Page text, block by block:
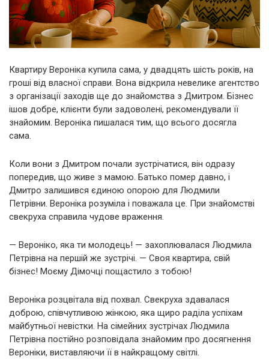
Квартиру Вероніка купила сама, у двадцять шість років, на
гроші від власної справи. Вона відкрила невелике агентство
з організації заходів ще до знайомства з Дмитром. Бізнес
ішов добре, клієнти були задоволені, рекомендували її
знайомим. Вероніка пишалася тим, що всього досягла
сама.
Коли вони з Дмитром почали зустрічатися, він одразу
попередив, що живе з мамою. Батько помер давно, і
Дмитро залишився єдиною опорою для Людмили
Петрівни. Вероніка розуміла і поважала це. При знайомстві
свекруха справила чудове враження.
— Вероніко, яка ти молодець! — захоплювалася Людмила
Петрівна на першій же зустрічі. — Своя квартира, свій
бізнес! Моєму Дімочці пощастило з тобою!
Вероніка розцвітала від похвал. Свекруха здавалася
доброю, співчутливою жінкою, яка щиро раділа успіхам
майбутньої невістки. На сімейних зустрічах Людмила
Петрівна постійно розповідала знайомим про досягнення
Вероніки, виставляючи її в найкращому світлі.